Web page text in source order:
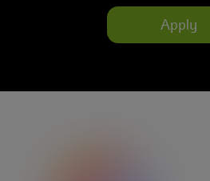
Apply